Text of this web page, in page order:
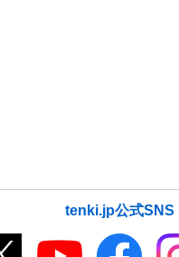
tenki.jp公式SNS